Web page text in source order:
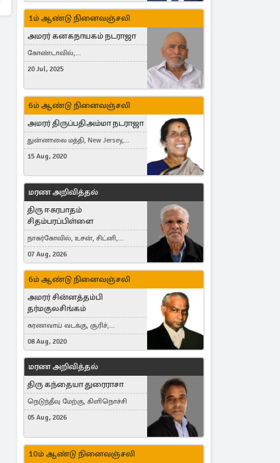
1ம் ஆண்டு நினைவஞ்சலி
அமரர் கனகநாயகம் நடராஜா
கோண்டாவில்,
புன்னாலைக்கட்டுவன், சவுதி
Germany, Brampton, Canada
20 Jul, 2025
6ம் ஆண்டு நினைவஞ்சலி
அமரர் திருப்பதிஅம்மா நடராஜா
துன்னாலை மத்தி, New Jersey,
United States, Toronto, Canada
15 Aug, 2020
மரண அறிவித்தல்
திரு ஈசுரபாதம்
சிதம்பரப்பிள்ளை
நாகர்கோவில், உசன், சிட்னி,
Australia
07 Aug, 2026
6ம் ஆண்டு நினைவஞ்சலி
அமரர் சின்னத்தம்பி
தர்மகுலசிங்கம்
கரணவாய் வடக்கு, சூரிச்,
Switzerland
08 Aug, 2020
மரண அறிவித்தல்
திரு கந்தையா துரைராசா
நெடுந்தீவு மேற்கு, கிளிநொச்சி
05 Aug, 2026
10ம் ஆண்டு நினைவஞ்சலி